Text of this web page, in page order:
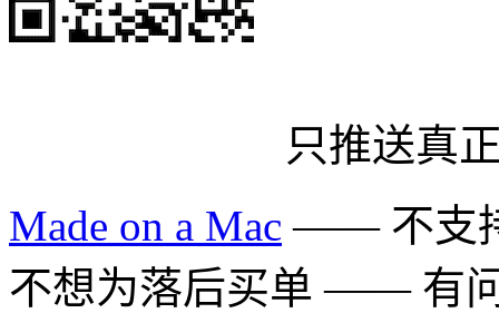
只推送真
Made on a Mac —— 不支
不想为落后买单 —— 有